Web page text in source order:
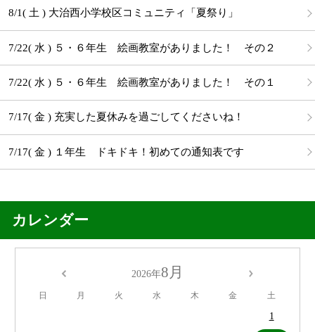
8/1( 土 ) 大治西小学校区コミュニティ「夏祭り」
7/22( 水 ) ５・６年生 絵画教室がありました！ その２
7/22( 水 ) ５・６年生 絵画教室がありました！ その１
7/17( 金 ) 充実した夏休みを過ごしてくださいね！
7/17( 金 ) １年生 ドキドキ！初めての通知表です
カレンダー
2026年8月
日 月 火 水 木 金 土
1